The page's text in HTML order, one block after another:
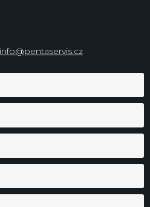
info@pentaservis.cz